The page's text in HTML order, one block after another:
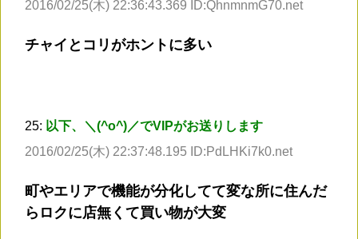
2016/02/25(木) 22:36:43.369 ID:QhnmnmG70.net
チャイとコリがホントに多い
25: 以下、＼(^o^)／でVIPがお送りします
2016/02/25(木) 22:37:48.195 ID:PdLHKi7k0.net
町やエリアで機能が分化してて変な所に住んだ
らロクに店無くて買い物が大変